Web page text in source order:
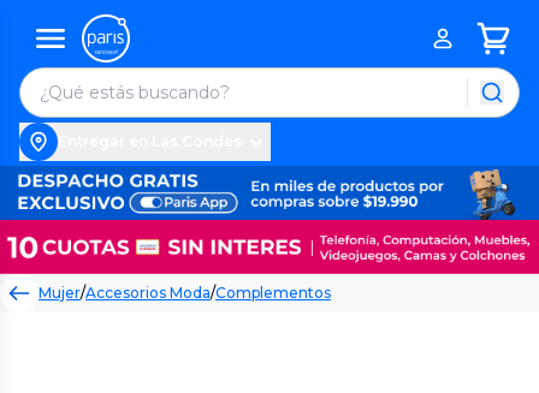
Mujer/Accesorios Moda/Complementos